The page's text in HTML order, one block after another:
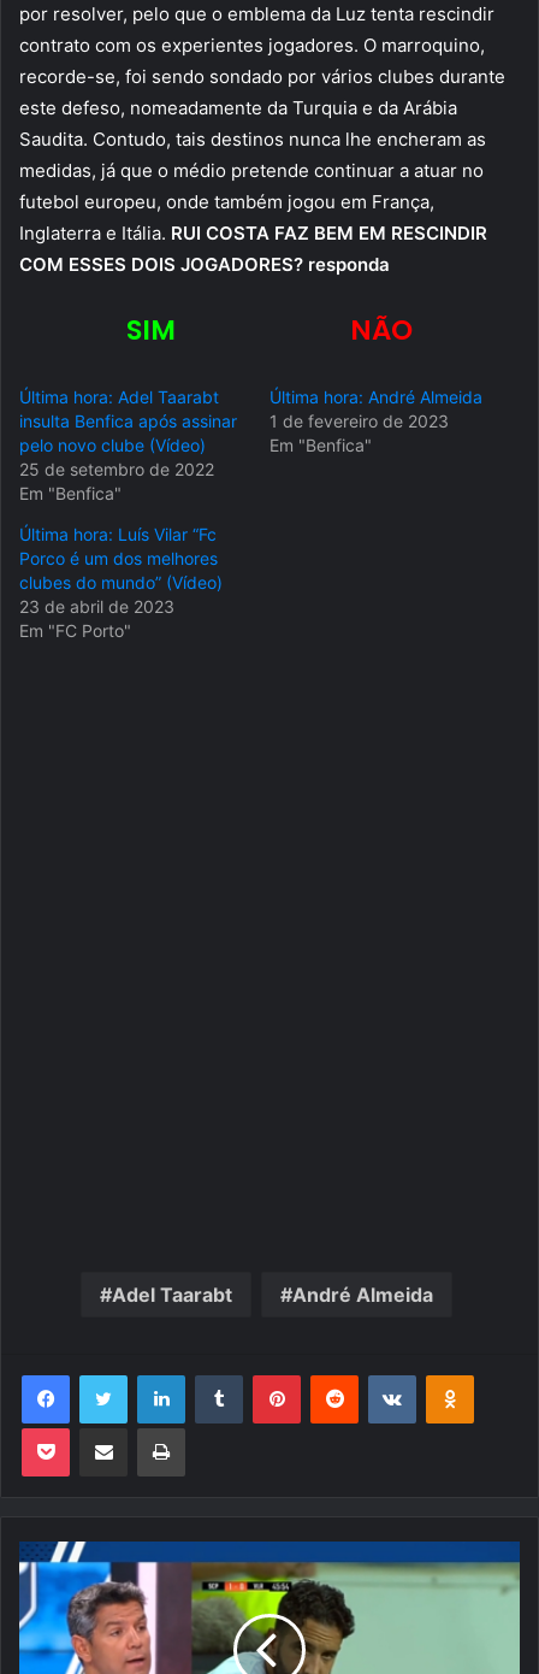
por resolver, pelo que o emblema da Luz tenta rescindir
contrato com os experientes jogadores. O marroquino,
recorde-se, foi sendo sondado por vários clubes durante
este defeso, nomeadamente da Turquia e da Arábia
Saudita. Contudo, tais destinos nunca lhe encheram as
medidas, já que o médio pretende continuar a atuar no
futebol europeu, onde também jogou em França,
Inglaterra e Itália. RUI COSTA FAZ BEM EM RESCINDIR
COM ESSES DOIS JOGADORES? responda
SIM NÃO
Última hora: Adel Taarabt
insulta Benfica após assinar
pelo novo clube (Vídeo)
25 de setembro de 2022
Em "Benfica"
Última hora: André Almeida
1 de fevereiro de 2023
Em "Benfica"
Última hora: Luís Vilar “Fc
Porco é um dos melhores
clubes do mundo” (Vídeo)
23 de abril de 2023
Em "FC Porto"
Adel Taarabt André Almeida
FacebookTwitter LinkedinTumblr PinterestReddit VK OK
Pocket Compartilhar via e-mail Imprimir